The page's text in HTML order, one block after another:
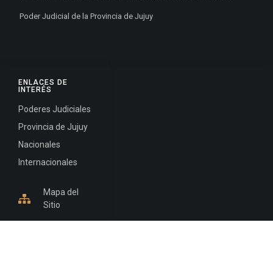
ENLACES DE
INTERÉS
Poderes Judiciales
Provincia de Jujuy
Nacionales
Internacionales
Mapa del
Sitio
Poder Judicial de la Provincia de Jujuy